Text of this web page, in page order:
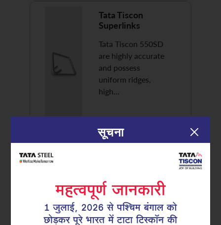
Tata Tiscon
Superlinks
Tata Tiscon 550SD
are highly accurate
and possess
uniform ridges,
high…
Discover More
Tata Tiscon GFX
सूचना